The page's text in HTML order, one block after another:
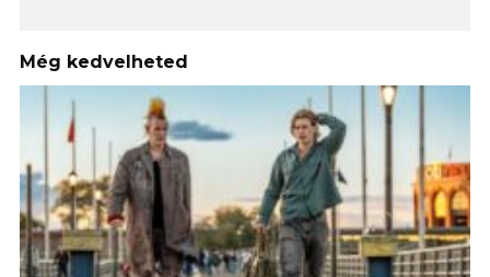
Még kedvelheted